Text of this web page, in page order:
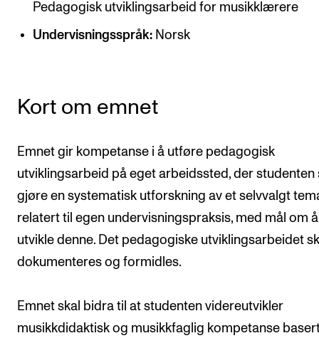
Internasjonal strategi
Nettverk
IN.TUNE
Ledige stillinger
Pedagogisk utviklingsarbeid for musikklærere
Undervisningsspråk: Norsk
Kort om emnet
Emnet gir kompetanse i å utføre pedagogisk
utviklingsarbeid på eget arbeidssted, der studenten
gjøre en systematisk utforskning av et selvvalgt
relatert til egen undervisningspraksis, med mål om å
utvikle denne. Det pedagogiske utviklingsarbeidet
dokumenteres og formidles.
Emnet skal bidra til at studenten videreutvikler
musikkdidaktisk og musikkfaglig kompetanse